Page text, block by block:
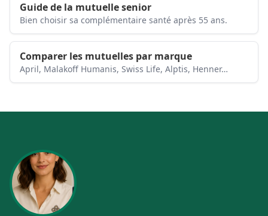
Guide de la mutuelle senior
Bien choisir sa complémentaire santé après 55 ans.
Comparer les mutuelles par marque
April, Malakoff Humanis, Swiss Life, Alptis, Henner…